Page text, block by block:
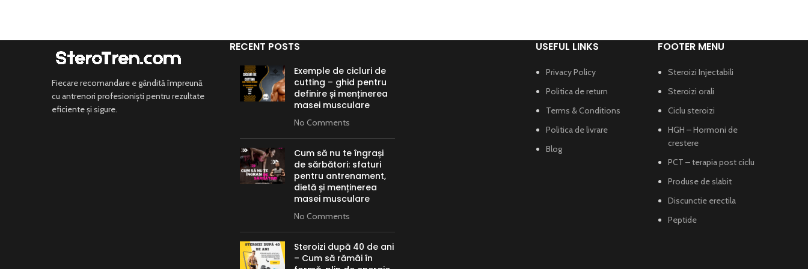
Fiecare recomandare e gândită împreună
cu antrenori profesioniști pentru rezultate
eficiente și sigure.
RECENT POSTS
Exemple de cicluri de
cutting – ghid pentru
definire și menținerea
masei musculare
No Comments
Cum să nu te îngrași
de sărbători: sfaturi
pentru antrenament,
dietă și menținerea
masei musculare
No Comments
Steroizi după 40 de ani
– Cum să rămâi în
USEFUL LINKS
Privacy Policy
Politica de return
Terms & Conditions
Politica de livrare
Blog
FOOTER MENU
Steroizi Injectabili
Steroizi orali
Ciclu steroizi
HGH – Hormoni de
crestere
PCT – terapia post ciclu
Produse de slabit
Discunctie erectila
Peptide